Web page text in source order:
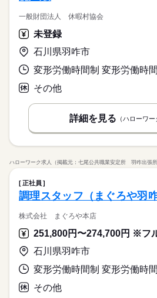
一般財団法人 休暇村協会
未登録
石川県羽咋市
その他
詳細を見る （ハローワー
ハローワーク求人（掲載元：七尾公共職業安定所 羽咋出張所
正社員
調理スタッフ（まぐろや羽咋
株式会社 まぐろや本店
石川県羽咋市
その他